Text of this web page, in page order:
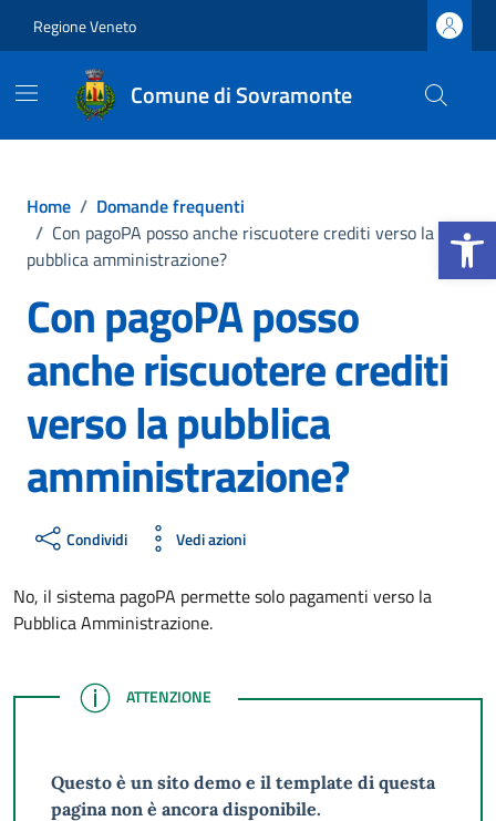
Apri la
Regione Veneto
Comune di Sovramonte
Home / Domande frequenti
/ Con pagoPA posso anche riscuotere crediti verso la
pubblica amministrazione?
Con pagoPA posso
anche riscuotere crediti
verso la pubblica
amministrazione?
Condividi Vedi azioni
No, il sistema pagoPA permette solo pagamenti verso la
Pubblica Amministrazione.
ATTENZIONE
ATTENZIONE
Questo è un sito demo e il template di questa
pagina non è ancora disponibile.